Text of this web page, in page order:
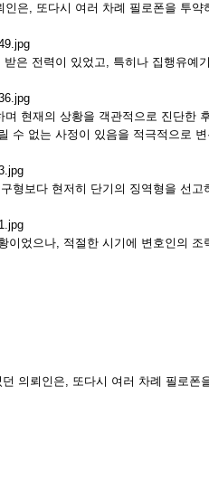
은, 또다시 여러 차례 필로폰을 투
은 전력이 있었고, 특히나 집행유
현재의 상황을 객관적으로 진단
수 없는 사정이 있음을 적극적으로
형보다 현저히 단기의 징역형을 선고
었으나, 적절한 시기에 변호인의
의뢰인은, 또다시 여러 차례 필로